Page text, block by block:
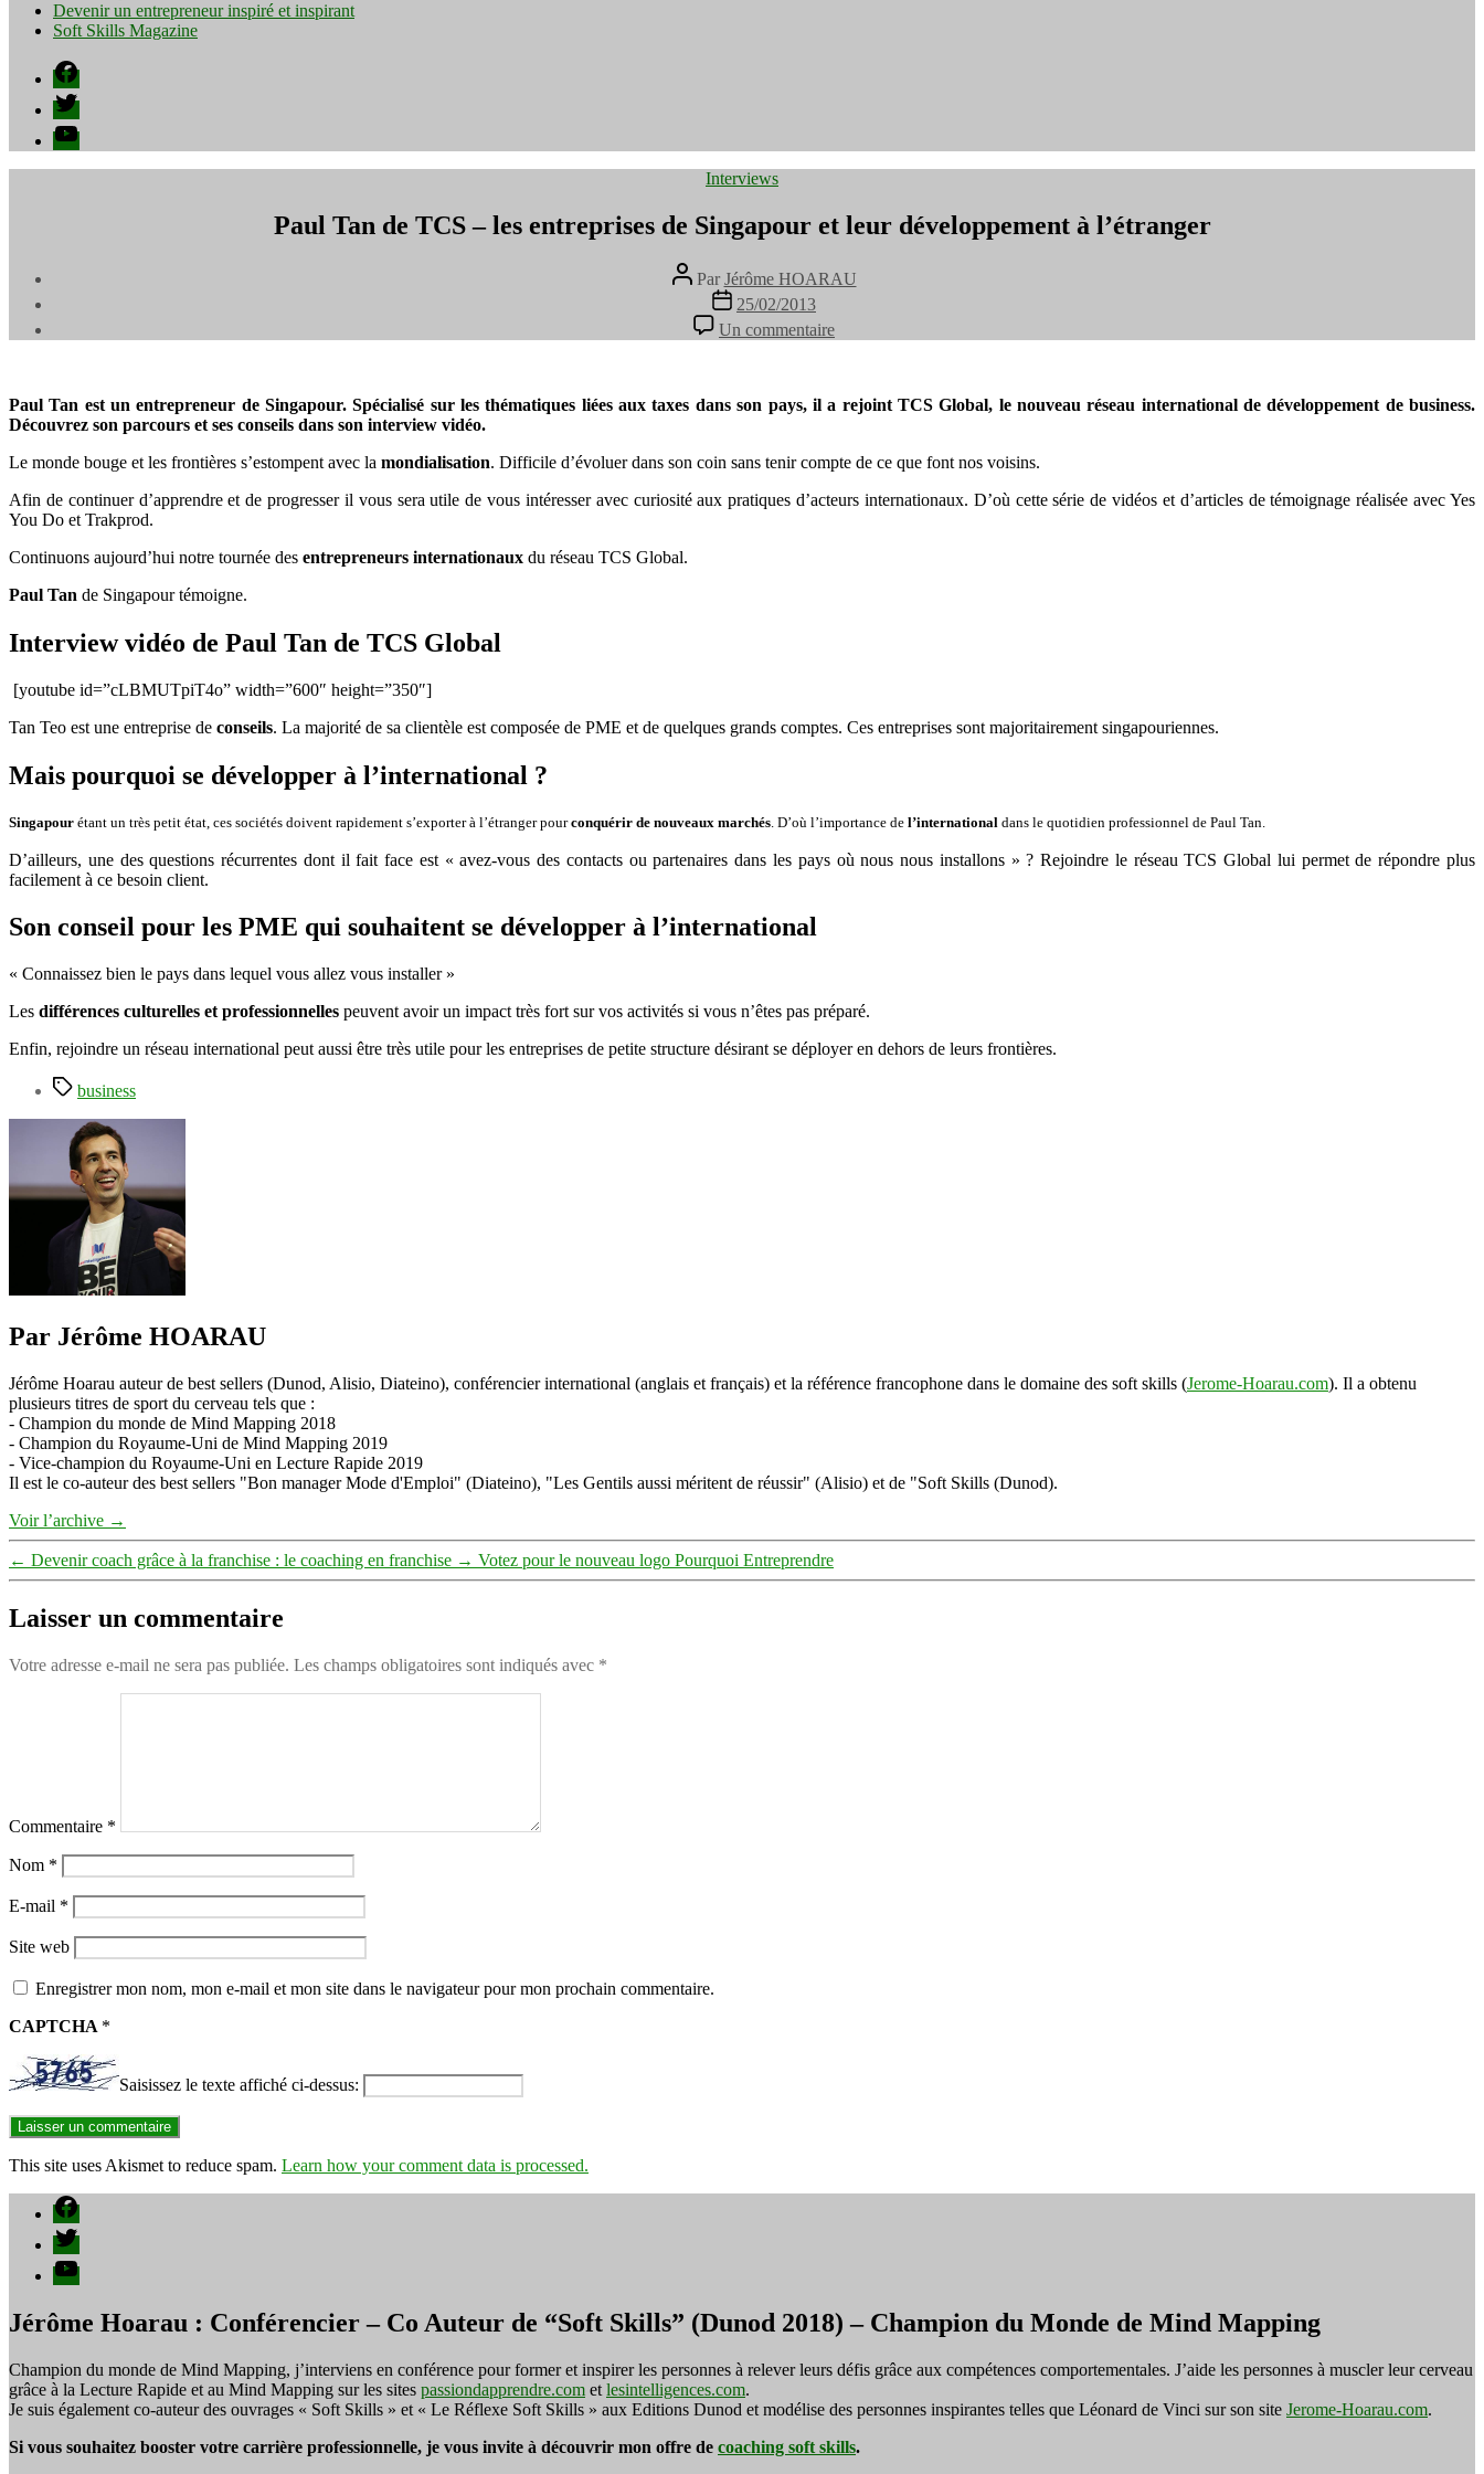
Devenir un entrepreneur inspiré et inspirant
Soft Skills Magazine
Facebook
Twitter
YouTube
Catégories
Interviews
Paul Tan de TCS – les entreprises de Singapour et leur développement à l’étranger
Auteur
de
l’article
Par Jérôme HOARAU
Date
de
l’article
25/02/2013
Un commentaire
Paul
TCS
entreprises
Singapour
Paul Tan est un entrepreneur de Singapour. Spécialisé sur les thématiques liées aux taxes dans son pays, il a rejoint TCS Global, le nouveau réseau international de développement de business.
Découvrez son parcours et ses conseils dans son interview vidéo.
Le monde bouge et les frontières s’estompent avec la mondialisation. Difficile d’évoluer dans son coin sans tenir compte de ce que font nos voisins.
Afin de continuer d’apprendre et de progresser il vous sera utile de vous intéresser avec curiosité aux pratiques d’acteurs internationaux. D’où cette série de vidéos et d’articles de témoignage réalisée avec Yes
You Do et Trakprod.
Continuons aujourd’hui notre tournée des entrepreneurs internationaux du réseau TCS Global.
Paul Tan de Singapour témoigne.
Interview vidéo de Paul Tan de TCS Global
[youtube id=”cLBMUTpiT4o” width=”600″ height=”350″]
Tan Teo est une entreprise de conseils. La majorité de sa clientèle est composée de PME et de quelques grands comptes. Ces entreprises sont majoritairement singapouriennes.
Mais pourquoi se développer à l’international ?
Singapour étant un très petit état, ces sociétés doivent rapidement s’exporter à l’étranger pourconquérir de nouveaux marchés. D’où l’importance de l’international dans le quotidien professionnel de Paul Tan.
D’ailleurs, une des questions récurrentes dont il fait face est « avez-vous des contacts ou partenaires dans les pays où nous nous installons » ? Rejoindre le réseau TCS Global lui permet de répondre plus
facilement à ce besoin client.
Son conseil pour les PME qui souhaitent se développer à l’international
« Connaissez bien le pays dans lequel vous allez vous installer »
Les différences culturelles et professionnelles peuvent avoir un impact très fort sur vos activités si vous n’êtes pas préparé.
Enfin, rejoindre un réseau international peut aussi être très utile pour les entreprises de petite structure désirant se déployer en dehors de leurs frontières.
Étiquettes
business
Par Jérôme HOARAU
Jérôme Hoarau auteur de best sellers (Dunod, Alisio, Diateino), conférencier international (anglais et français) et la référence francophone dans le domaine des soft skills (Jerome-Hoarau.com). Il a obtenu
plusieurs titres de sport du cerveau tels que :
- Champion du monde de Mind Mapping 2018
- Champion du Royaume-Uni de Mind Mapping 2019
- Vice-champion du Royaume-Uni en Lecture Rapide 2019
Il est le co-auteur des best sellers "Bon manager Mode d'Emploi" (Diateino), "Les Gentils aussi méritent de réussir" (Alisio) et de "Soft Skills (Dunod).
Voir l’archive →
← Devenir coach grâce à la franchise : le coaching en franchise → Votez pour le nouveau logo Pourquoi Entreprendre
Laisser un commentaire
Votre adresse e-mail ne sera pas publiée. Les champs obligatoires sont indiqués avec *
Commentaire *
Nom *
E-mail *
Site web
Enregistrer mon nom, mon e-mail et mon site dans le navigateur pour mon prochain commentaire.
CAPTCHA *
Saisissez le texte affiché ci-dessus:
This site uses Akismet to reduce spam. Learn how your comment data is processed.
Facebook
Twitter
YouTube
Jérôme Hoarau : Conférencier – Co Auteur de “Soft Skills” (Dunod 2018) – Champion du Monde de Mind Mapping
Champion du monde de Mind Mapping, j’interviens en conférence pour former et inspirer les personnes à relever leurs défis grâce aux compétences comportementales. J’aide les personnes à muscler leur cerveau
grâce à la Lecture Rapide et au Mind Mapping sur les sites passiondapprendre.com et lesintelligences.com.
Je suis également co-auteur des ouvrages « Soft Skills » et « Le Réflexe Soft Skills » aux Editions Dunod et modélise des personnes inspirantes telles que Léonard de Vinci sur son site Jerome-Hoarau.com.
Si vous souhaitez booster votre carrière professionnelle, je vous invite à découvrir mon offre de coaching soft skills.